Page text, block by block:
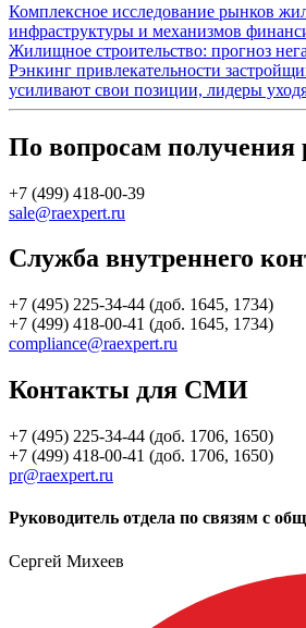
Комплексное исследование рынков
инфраструктуры и механизмов
Жилищное строительство: прогноз
Рэнкинг привлекательности
усиливают свои позиции, лидеры
По вопросам получения
+7 (499) 418-00-39
sale@raexpert.ru
Служба внутреннего
+7 (495) 225-34-44 (доб. 1645, 1734)
+7 (499) 418-00-41 (доб. 1645, 1734)
compliance@raexpert.ru
Контакты для СМИ
+7 (495) 225-34-44 (доб. 1706, 1650)
+7 (499) 418-00-41 (доб. 1706, 1650)
pr@raexpert.ru
Руководитель отдела по связям с
Сергей Михеев